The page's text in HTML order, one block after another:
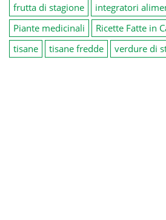
frutta di stagione
integratori
Piante medicinali
Ricette Fatte in
tisane
tisane fredde verdure di